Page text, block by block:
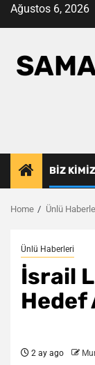
SkipAğustos 6, 2026
BIZ
Home Ünlü
Ünlü Haberleri
İsrail
Hedef
2 ay ago